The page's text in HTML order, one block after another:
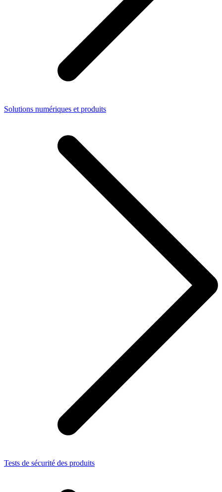
Solutions numériques et produits
Tests de sécurité des produits